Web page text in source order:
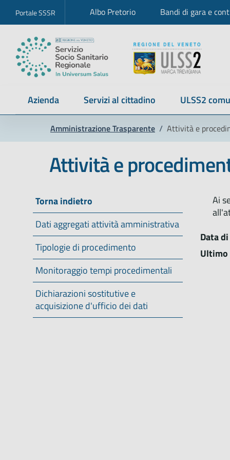
Portale SSSR Albo Pretorio Bandi di gara e
Azienda Servizi al cittadino ULSS2
Amministrazione Trasparente / Attività e
Attività e
Torna indietro
Dati aggregati attività amministrativa
Tipologie di procedimento
Monitoraggio tempi procedimentali
Dichiarazioni sostitutive e
acquisizione d'ufficio dei dati
Ai
Data